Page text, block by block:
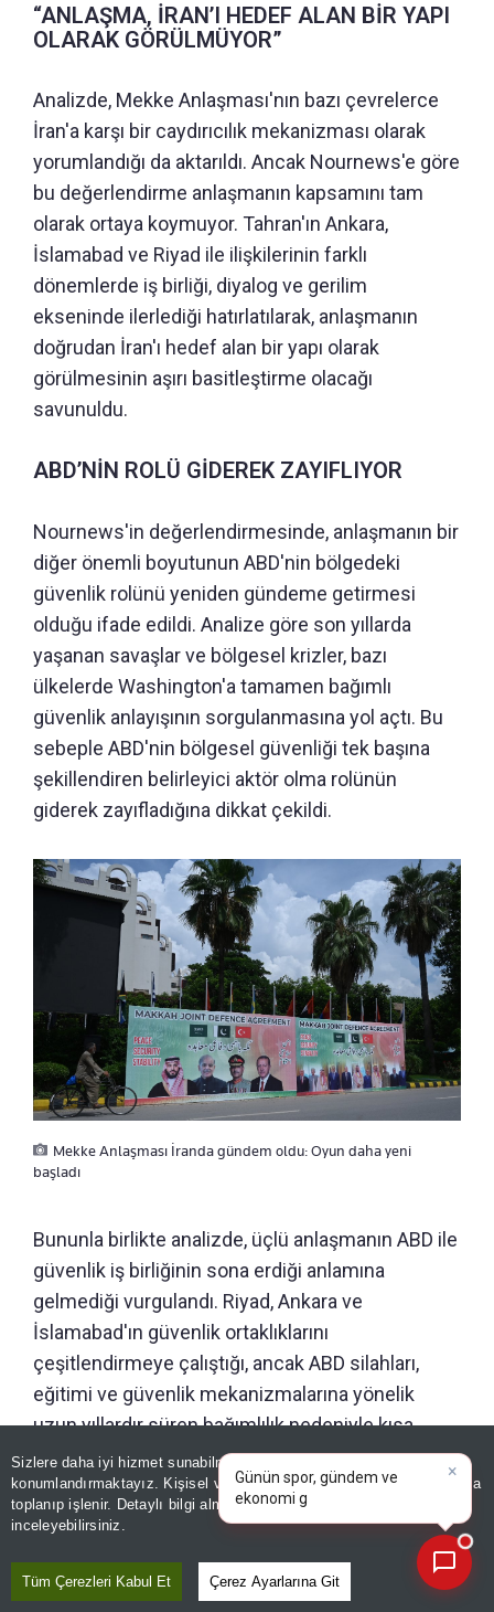
Sizlere daha iyi hizmet sunabilmek adına sitemizde
konumlandırmaktayız. Kişisel verileriniz, KVKK ve GDPR kapsamında
toplanıp işlenir. Detaylı bilgi almak içinAydınlatma Metnimizi
inceleyebilirsiniz.
Tüm Çerezleri Kabul Et Çerez Ayarlarına Git
“ANLAŞMA, İRAN’I HEDEF ALAN BİR YAPI
OLARAK GÖRÜLMÜYOR”
Analizde, Mekke Anlaşması'nın bazı çevrelerce
İran'a karşı bir caydırıcılık mekanizması olarak
yorumlandığı da aktarıldı. Ancak Nournews'e göre
bu değerlendirme anlaşmanın kapsamını tam
olarak ortaya koymuyor. Tahran'ın Ankara,
İslamabad ve Riyad ile ilişkilerinin farklı
dönemlerde iş birliği, diyalog ve gerilim
ekseninde ilerlediği hatırlatılarak, anlaşmanın
doğrudan İran'ı hedef alan bir yapı olarak
görülmesinin aşırı basitleştirme olacağı
savunuldu.
ABD’NİN ROLÜ GİDEREK ZAYIFLIYOR
Nournews'in değerlendirmesinde, anlaşmanın bir
diğer önemli boyutunun ABD'nin bölgedeki
güvenlik rolünü yeniden gündeme getirmesi
olduğu ifade edildi. Analize göre son yıllarda
yaşanan savaşlar ve bölgesel krizler, bazı
ülkelerde Washington'a tamamen bağımlı
güvenlik anlayışının sorgulanmasına yol açtı. Bu
sebeple ABD'nin bölgesel güvenliği tek başına
şekillendiren belirleyici aktör olma rolünün
giderek zayıfladığına dikkat çekildi.
Mekke Anlaşması İranda gündem oldu: Oyun daha yeni
başladı
Bununla birlikte analizde, üçlü anlaşmanın ABD ile
güvenlik iş birliğinin sona erdiği anlamına
gelmediği vurgulandı. Riyad, Ankara ve
İslamabad'ın güvenlik ortaklıklarını
çeşitlendirmeye çalıştığı, ancak ABD silahları,
eğitimi ve güvenlik mekanizmalarına yönelik
uzun yıllardır süren bağımlılık nedeniyle kısa
vadede tamamen bağımsız bir bölgesel güvenlik
sisteminin oluşmasının gerçekçi olmadığı
belirtildi.
İSRAİL'İN BÖLGEDEKİ HESAPLARINI
ZORLAŞTIRABİLİR
×
Günün spor, gündem ve
ekonomi gelişmelerini analiz
edin!|